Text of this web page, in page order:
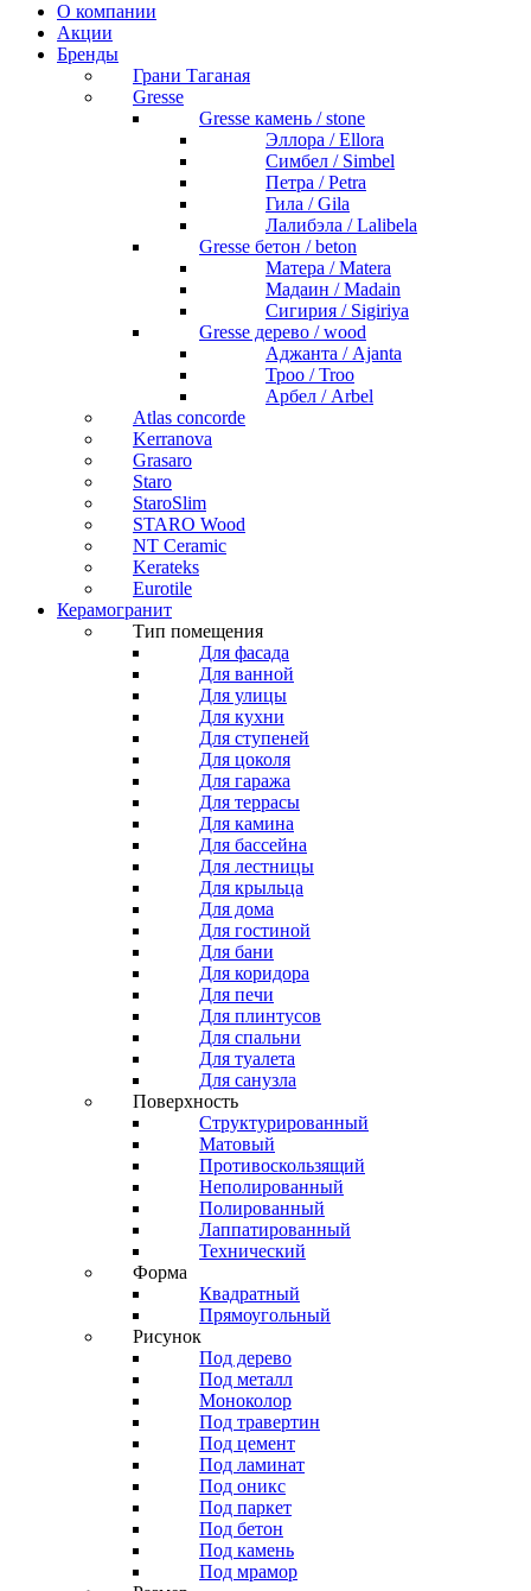
О компании
Акции
Бренды
Грани Таганая
Gresse
Gresse камень / stone
Эллора / Ellora
Симбел / Simbel
Петра / Petra
Гила / Gila
Лалибэла / Lalibela
Gresse бетон / beton
Матера / Matera
Мадаин / Madain
Сигирия / Sigiriya
Gresse дерево / wood
Аджанта / Ajanta
Троо / Troo
Арбел / Arbel
Atlas concorde
Kerranova
Grasaro
Staro
StaroSlim
STARO Wood
NT Ceramic
Kerateks
Eurotile
Керамогранит
Тип помещения
Для фасада
Для ванной
Для улицы
Для кухни
Для ступеней
Для цоколя
Для гаража
Для террасы
Для камина
Для бассейна
Для лестницы
Для крыльца
Для дома
Для гостиной
Для бани
Для коридора
Для печи
Для плинтусов
Для спальни
Для туалета
Для санузла
Поверхность
Структурированный
Матовый
Противоскользящий
Неполированный
Полированный
Лаппатированный
Технический
Форма
Квадратный
Прямоугольный
Рисунок
Под дерево
Под металл
Моноколор
Под травертин
Под цемент
Под ламинат
Под оникс
Под паркет
Под бетон
Под камень
Под мрамор